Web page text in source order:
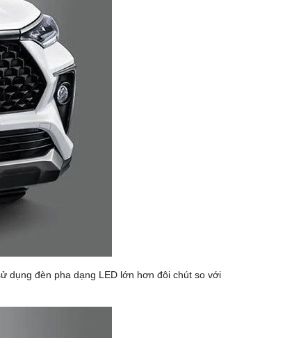
dụng đèn pha dạng LED lớn hơn đôi chút so với